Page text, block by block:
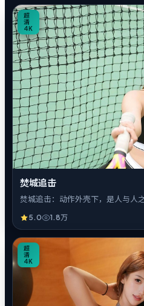
超
清
4K
焚城追击
焚城追击：动作外壳下，是人与人
5.0 1.8万
超
清
4K